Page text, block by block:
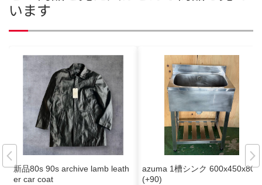
います
新品80s 90s archive lamb leath
er car coat
azuma 1槽シンク 600x450x800
(+90)